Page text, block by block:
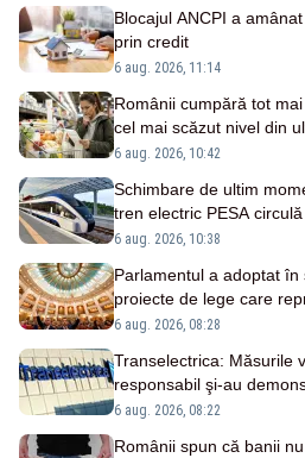
Blocajul ANCPI a
prin credit
6 aug. 2026, 11:14
Românii cumpără tot
cel mai scăzut nivel din
6 aug. 2026, 10:42
Schimbare de ultim
tren electric PESA
6 aug. 2026, 10:38
Parlamentul a adoptat
proiecte de lege care
6 aug. 2026, 08:28
Transelectrica: Măsurile
responsabil şi-au
6 aug. 2026, 08:22
Românii spun că banii